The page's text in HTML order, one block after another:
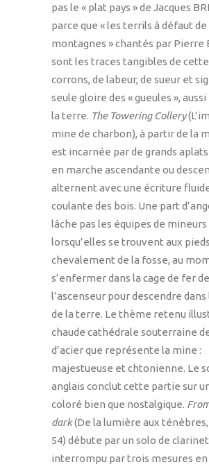
pas le « plat pays » de Jacques
parce que « les terrils à défaut de
montagnes » chantés par Pierre
sont les traces tangibles de
corrons, de labeur, de sueur et
seule gloire des « gueules »,
la terre. The Towering Collery
mine de charbon), à partir de la
est incarnée par de grands
en marche ascendante ou
alternent avec une écriture
coulante des bois. Une part
lâche pas les équipes de mineurs
lorsqu’elles se trouvent aux
chevalement de la fosse, au
s’enfermer dans la cage de fer de
l’ascenseur pour descendre
de la terre. Le thème retenu
chaude cathédrale souterraine
d’acier que représente la mine :
majestueuse et chtonienne. Le
anglais conclut cette partie sur
coloré bien que nostalgique.
dark(De la lumière aux
54) débute par un solo de
interrompu par trois mesures en